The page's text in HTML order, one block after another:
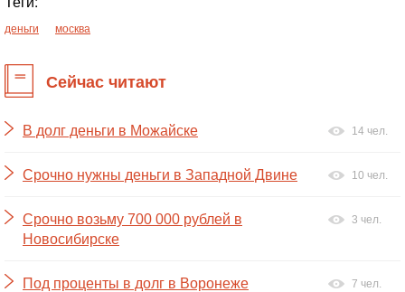
деньги москва
Сейчас читают
В долг деньги в Можайске 14 чел.
Срочно нужны деньги в Западной Двине 10 чел.
Срочно возьму 700 000 рублей в
Новосибирске
3 чел.
Под проценты в долг в Воронеже 7 чел.